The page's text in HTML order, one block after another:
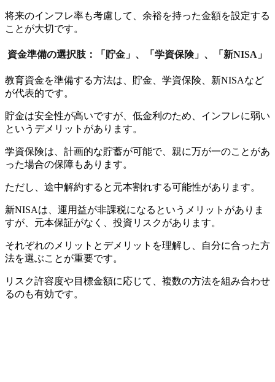
将来のインフレ率も考慮して、余裕を持った金額を設定する
ことが大切です。
資金準備の選択肢：「貯金」、「学資保険」、「新NISA」
教育資金を準備する方法は、貯金、学資保険、新NISAなど
が代表的です。
貯金は安全性が高いですが、低金利のため、インフレに弱い
というデメリットがあります。
学資保険は、計画的な貯蓄が可能で、親に万が一のことがあ
った場合の保障もあります。
ただし、途中解約すると元本割れする可能性があります。
新NISAは、運用益が非課税になるというメリットがありま
すが、元本保証がなく、投資リスクがあります。
それぞれのメリットとデメリットを理解し、自分に合った方
法を選ぶことが重要です。
リスク許容度や目標金額に応じて、複数の方法を組み合わせ
るのも有効です。